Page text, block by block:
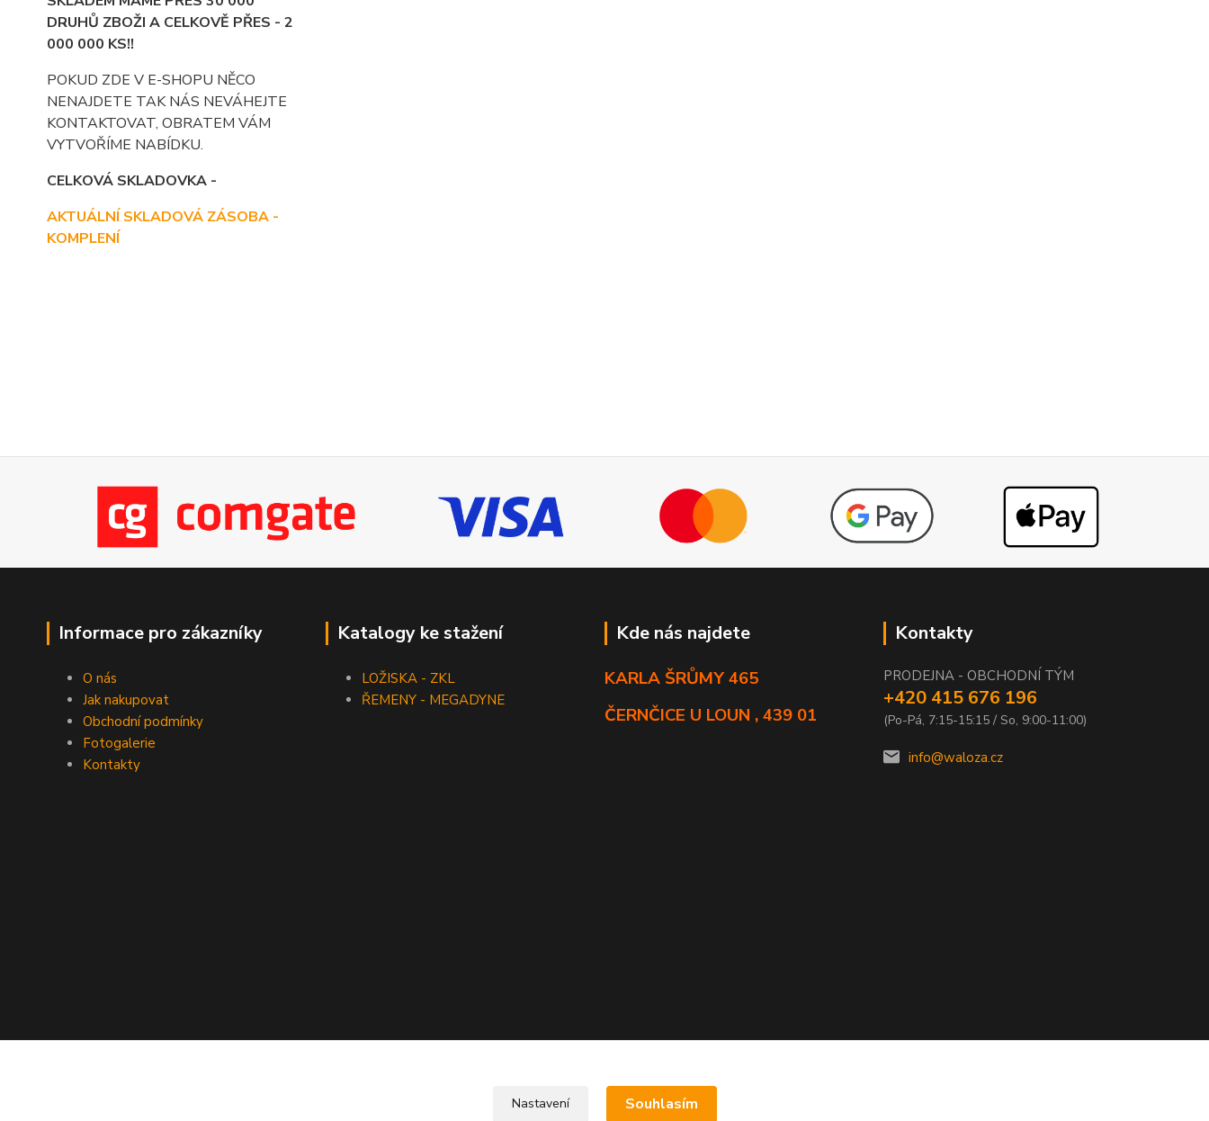
DRUHŮ ZBOŽI A CELKOVĚ PŘES - 2
000 000 KS!!
POKUD ZDE V E-SHOPU NĚCO
NENAJDETE TAK NÁS NEVÁHEJTE
KONTAKTOVAT, OBRATEM VÁM
VYTVOŘÍME NABÍDKU.
CELKOVÁ SKLADOVKA -
AKTUÁLNÍ SKLADOVÁ ZÁSOBA -
KOMPLENÍ
Informace pro zákazníky
O nás
Jak nakupovat
Obchodní podmínky
Fotogalerie
Kontakty
Katalogy ke stažení
LOŽISKA - ZKL
ŘEMENY - MEGADYNE
Kde nás najdete
KARLA ŠRŮMY 465
ČERNČICE U LOUN , 439 01
Kontakty
PRODEJNA - OBCHODNÍ TÝM
+420 415 676 196
(Po-Pá, 7:15-15:15 / So, 9:00-11:00)
info@waloza.cz
Nastavení Souhlasím